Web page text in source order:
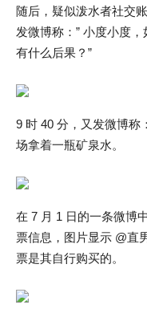
随后，疑似泼水者社交
发微博称：” 小度小度
有什么后果？”
9 时 40 分，又发微博称
场拿着一瓶矿泉水。
在 7 月 1 日的一条微博
票信息，图片显示 @直
票是其自行购买的。